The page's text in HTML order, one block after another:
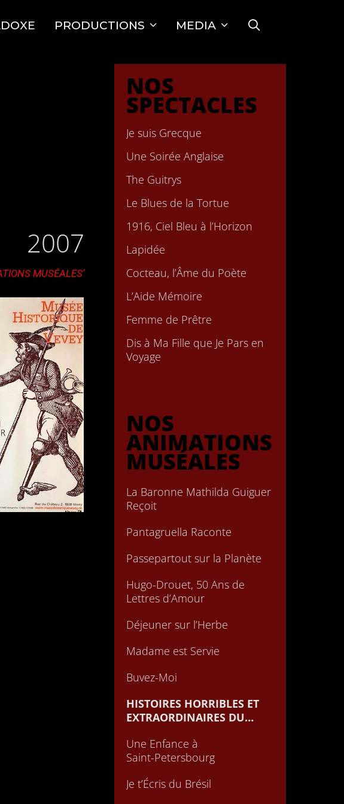
PRODUCTIONS MEDIA
2007
MUSÉALES’
NOS
SPECTACLES
Je suis Grecque
Une Soirée Anglaise
The Guitrys
Le Blues de la Tortue
1916, Ciel Bleu à l’Horizon
Lapidée
Cocteau, l’Âme du Poète
L’Aide Mémoire
Femme de Prêtre
Dis à Ma Fille que Je Pars en
Voyage
NOS
ANIMATIONS
MUSÉALES
La Baronne Mathilda Guiguer
Reçoit
Pantagruella Raconte
Passepartout sur la Planète
Hugo-Drouet, 50 Ans de
Lettres d’Amour
Déjeuner sur l’Herbe
Madame est Servie
Buvez-Moi
HISTOIRES HORRIBLES ET
EXTRAORDINAIRES DU
Une Enfance à
Saint-Petersbourg
Je t’Écris du Brésil